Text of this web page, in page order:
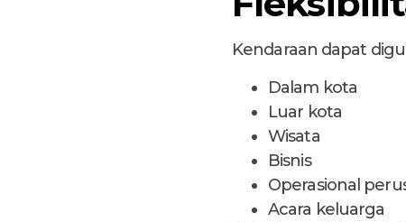
Kendaraan dapat
Dalam kota
Luar kota
Wisata
Bisnis
Operasional
Acara keluarga